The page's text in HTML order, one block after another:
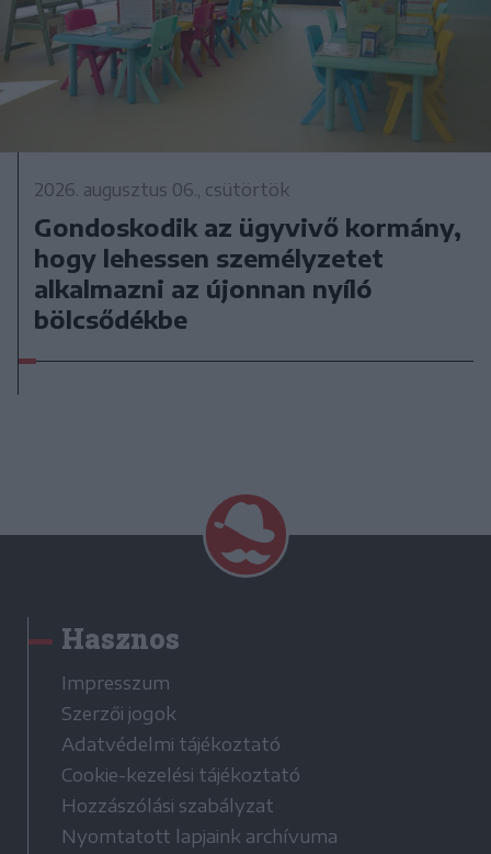
2026. augusztus 06., csütörtök
Gondoskodik az ügyvivő kormány,
hogy lehessen személyzetet
alkalmazni az újonnan nyíló
bölcsődékbe
Hasznos
Impresszum
Szerzői jogok
Adatvédelmi tájékoztató
Cookie-kezelési tájékoztató
Hozzászólási szabályzat
Nyomtatott lapjaink archívuma